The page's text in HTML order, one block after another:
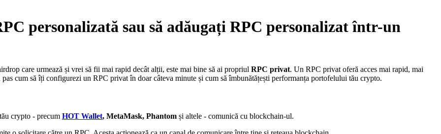
personalizată sau să adăugați RPC personalizat într-un
care urmează și vrei să fii mai rapid decât alții, este mai bine să ai propriul RPC privat. Un RPC privat oferă acces mai rapid, mai
cum să îți configurezi un RPC privat în doar câteva minute și cum să îmbunătățești performanța portofelului tău crypto.
crypto - precum HOT Wallet, MetaMask, Phantom și altele - comunică cu blockchain-ul.